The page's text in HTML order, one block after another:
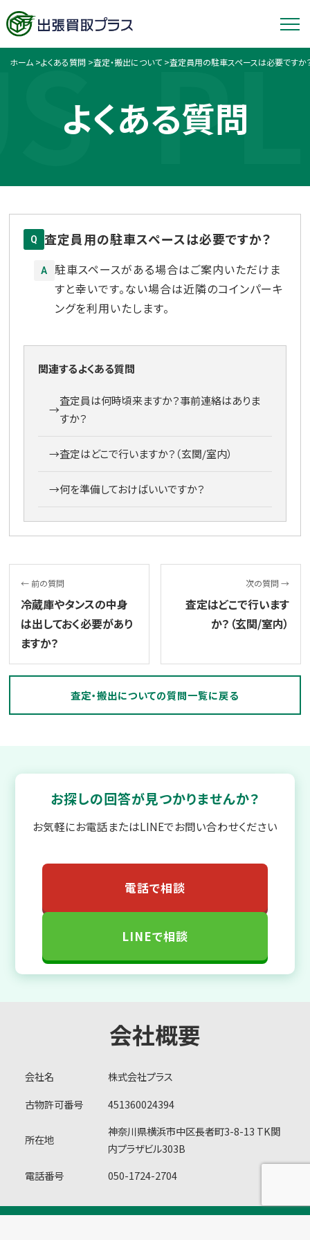
ホーム >よくある質問 >査定・搬出について >査定員用の駐車スペースは必要ですか
よくある質問
Q 査定員用の駐車スペースは必要ですか？
A
駐車スペースがある場合はご案内いただけま
すと幸いです。ない場合は近隣のコインパーキ
ングを利用いたします。
関連するよくある質問
→
査定員は何時頃来ますか？事前連絡はありま
すか？
→査定はどこで行いますか？（玄関/室内）
→何を準備しておけばいいですか？
← 前の質問
冷蔵庫やタンスの中身
は出しておく必要があり
ますか？
次の質問 →
査定はどこで行います
か？（玄関/室内）
査定・搬出についての質問一覧に戻る
お探しの回答が見つかりませんか？
お気軽にお電話またはLINEでお問い合わせください
電話で相談
LINEで相談
会社概要
会社名
株式会社プラス
古物許可番号
451360024394
所在地
神奈川県横浜市中区長者町3-8-13 TK関
内プラザビル303B
電話番号
050-1724-2704